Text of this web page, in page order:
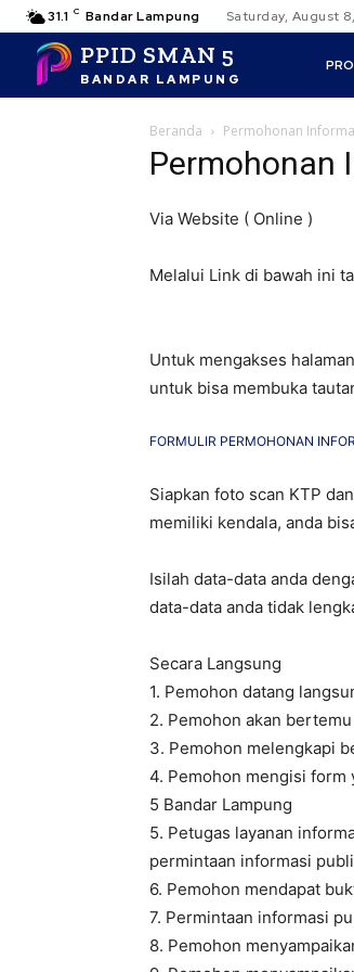
31.1 C Bandar Lampung Saturday, August
PPID SMAN 5
BANDAR LAMPUNG
Beranda Permohonan
Permohonan
Via Website ( Online )
Melalui Link di bawah ini
Untuk mengakses
untuk bisa membuka
FORMULIR PERMOHONAN
Siapkan foto scan KTP
memiliki kendala, anda
Isilah data-data anda
data-data anda tidak
Secara Langsung
1. Pemohon datang
2. Pemohon akan
3. Pemohon melengkapi
4. Pemohon mengisi form
5 Bandar Lampung
5. Petugas layanan
permintaan informasi
6. Pemohon mendapat
7. Permintaan informasi
8. Pemohon